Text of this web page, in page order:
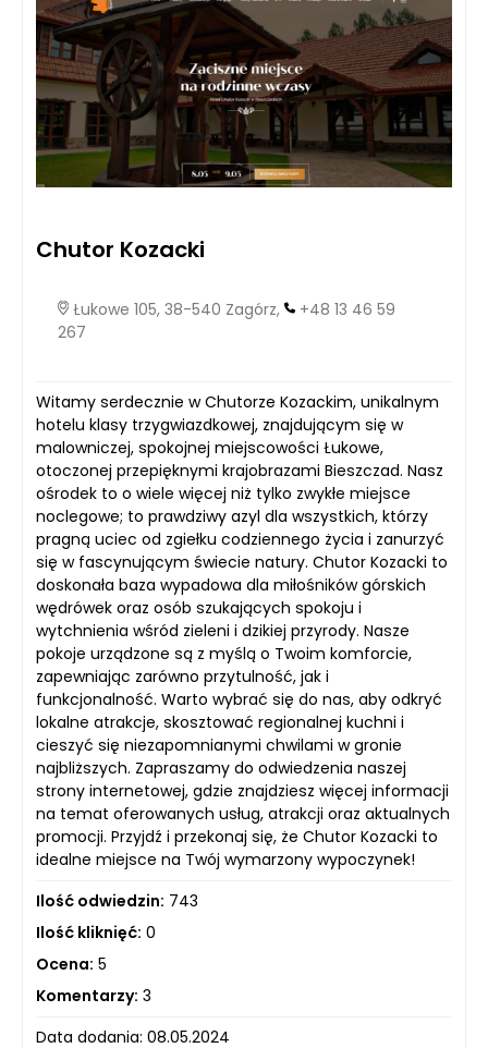
Chutor Kozacki
Łukowe 105, 38-540 Zagórz,
+48 13 46 59
267
Witamy serdecznie w Chutorze Kozackim, unikalnym
hotelu klasy trzygwiazdkowej, znajdującym się w
malowniczej, spokojnej miejscowości Łukowe,
otoczonej przepięknymi krajobrazami Bieszczad. Nasz
ośrodek to o wiele więcej niż tylko zwykłe miejsce
noclegowe; to prawdziwy azyl dla wszystkich, którzy
pragną uciec od zgiełku codziennego życia i zanurzyć
się w fascynującym świecie natury. Chutor Kozacki to
doskonała baza wypadowa dla miłośników górskich
wędrówek oraz osób szukających spokoju i
wytchnienia wśród zieleni i dzikiej przyrody. Nasze
pokoje urządzone są z myślą o Twoim komforcie,
zapewniając zarówno przytulność, jak i
funkcjonalność. Warto wybrać się do nas, aby odkryć
lokalne atrakcje, skosztować regionalnej kuchni i
cieszyć się niezapomnianymi chwilami w gronie
najbliższych. Zapraszamy do odwiedzenia naszej
strony internetowej, gdzie znajdziesz więcej informacji
na temat oferowanych usług, atrakcji oraz aktualnych
promocji. Przyjdź i przekonaj się, że Chutor Kozacki to
idealne miejsce na Twój wymarzony wypoczynek!
Ilość odwiedzin: 743
Ilość kliknięć: 0
Ocena: 5
Komentarzy: 3
Data dodania: 08.05.2024